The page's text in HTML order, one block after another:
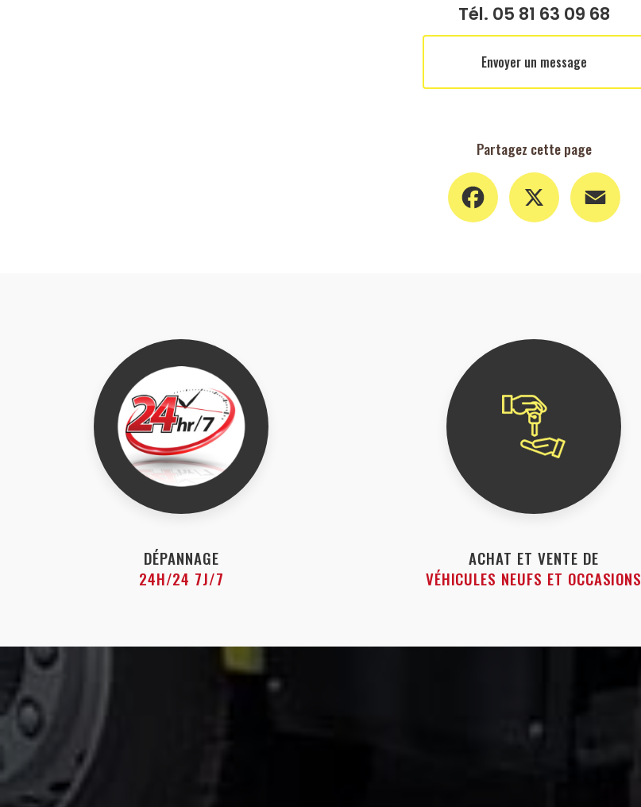
Tél. 05 81 63 09 68
Envoyer un message
Partagez cette page
Facebook
DÉPANNAGE
24H/24 7J/7
ACHAT ET VENTE DE
VÉHICULES NEUFS ET OCCASIONS